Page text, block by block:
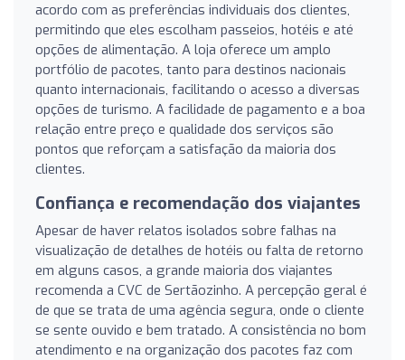
acordo com as preferências individuais dos clientes,
permitindo que eles escolham passeios, hotéis e até
opções de alimentação. A loja oferece um amplo
portfólio de pacotes, tanto para destinos nacionais
quanto internacionais, facilitando o acesso a diversas
opções de turismo. A facilidade de pagamento e a boa
relação entre preço e qualidade dos serviços são
pontos que reforçam a satisfação da maioria dos
clientes.
Confiança e recomendação dos viajantes
Apesar de haver relatos isolados sobre falhas na
visualização de detalhes de hotéis ou falta de retorno
em alguns casos, a grande maioria dos viajantes
recomenda a CVC de Sertãozinho. A percepção geral é
de que se trata de uma agência segura, onde o cliente
se sente ouvido e bem tratado. A consistência no bom
atendimento e na organização dos pacotes faz com